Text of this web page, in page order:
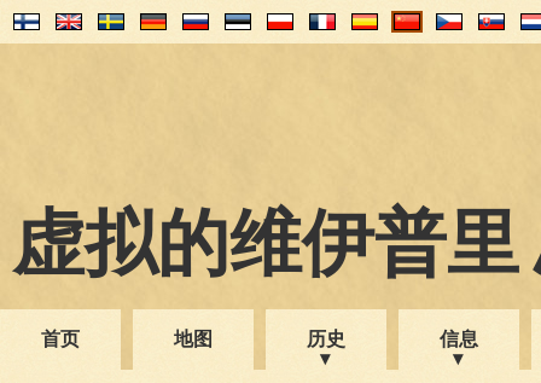
虚拟的维伊普里
首页 地图 历史 信息